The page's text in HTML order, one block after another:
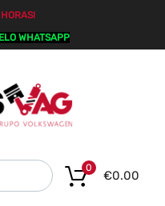
WHATSAPP
€0.00
0